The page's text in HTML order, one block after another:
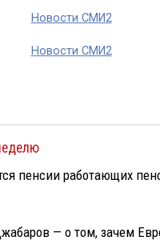
Новости СМИ2
Новости СМИ2
пенсии работающих
— о том, зачем